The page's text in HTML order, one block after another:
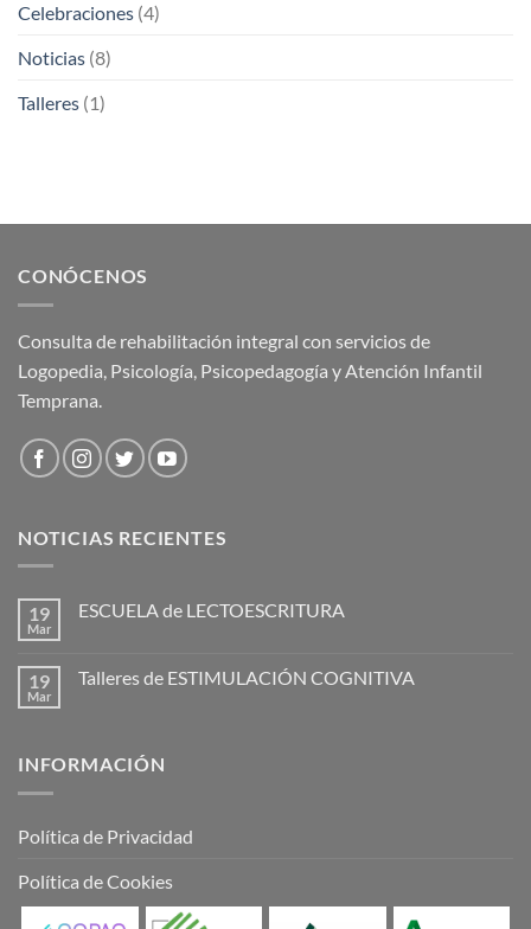
Celebraciones (4)
Noticias (8)
Talleres (1)
CONÓCENOS
Consulta de rehabilitación integral con servicios de
Logopedia, Psicología, Psicopedagogía y Atención Infantil
Temprana.
NOTICIAS RECIENTES
19
Mar
ESCUELA de LECTOESCRITURA
19
Mar
Talleres de ESTIMULACIÓN COGNITIVA
INFORMACIÓN
Política de Privacidad
Política de Cookies